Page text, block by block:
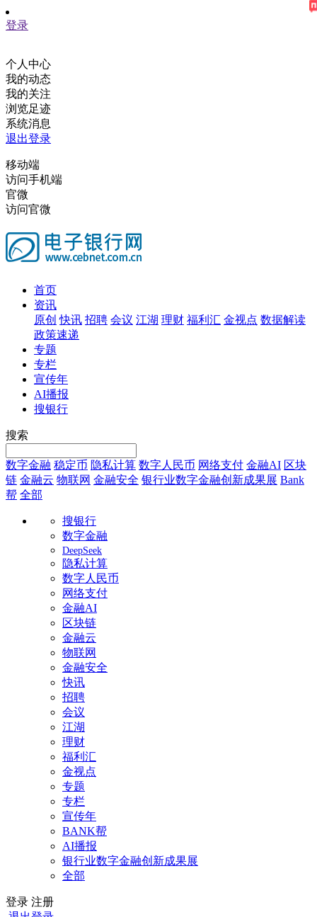
登录
个人中心
我的动态
我的关注
浏览足迹
系统消息
退出登录
移动端
访问手机端
官微
访问官微
首页
资讯
原创 快讯 招聘 会议 江湖 理财 福利汇 金视点 数据解读
政策速递
专题
专栏
宣传年
AI播报
搜银行
搜索
数字金融 稳定币 隐私计算 数字人民币 网络支付 金融AI 区块
链 金融云 物联网 金融安全 银行业数字金融创新成果展 Bank
帮 全部
搜银行
数字金融
DeepSeek
隐私计算
数字人民币
网络支付
金融AI
区块链
金融云
物联网
金融安全
快讯
招聘
会议
江湖
理财
福利汇
金视点
专题
专栏
宣传年
BANK帮
AI播报
银行业数字金融创新成果展
全部
登录 注册